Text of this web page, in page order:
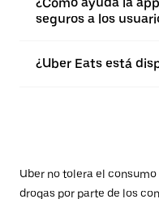
seguros a los
¿Uber Eats está
Uber no tolera el
drogas por parte de los